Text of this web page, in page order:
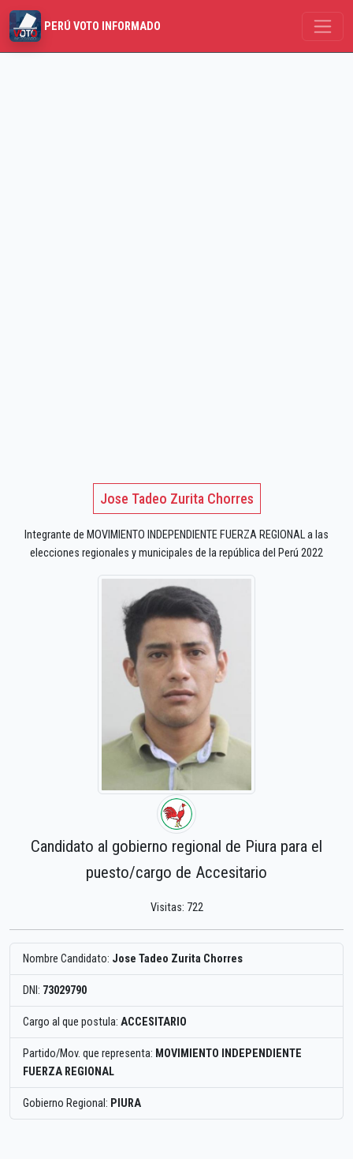
PERÚ VOTO INFORMADO
Jose Tadeo Zurita Chorres
Integrante de MOVIMIENTO INDEPENDIENTE FUERZA REGIONAL a las
elecciones regionales y municipales de la república del Perú 2022
Candidato al gobierno regional de Piura para el
puesto/cargo de Accesitario
Visitas: 722
Nombre Candidato: Jose Tadeo Zurita Chorres
DNI: 73029790
Cargo al que postula: ACCESITARIO
Partido/Mov. que representa: MOVIMIENTO INDEPENDIENTE
FUERZA REGIONAL
Gobierno Regional: PIURA